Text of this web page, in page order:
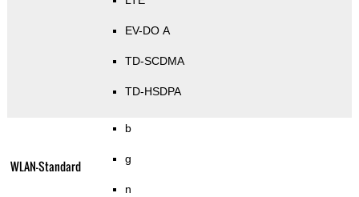
EV-DO A
TD-SCDMA
TD-HSDPA
WLAN-Standard
b
g
n